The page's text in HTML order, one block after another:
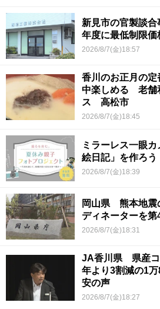
新見市の官製談
年度に最低制限
2026/8/7(金)18:57
香川のお正月の
中楽しめる 老舗
ス 高松市
2026/8/7(金)18:45
ミラーレス一眼
絵日記」を作ろ
2026/8/7(金)18:39
岡山県 熊本地震
ディネーターを第
2026/8/7(金)18:31
JA香川県 県産コ
年より3割減の1
安の声
2026/8/7(金)18:27